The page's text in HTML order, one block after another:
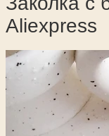
Aliexpress